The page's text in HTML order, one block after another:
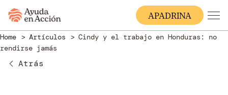
APADRINA
Home Artículos
Cindy y el trabajo en Honduras: no
rendirse jamás
Atrás